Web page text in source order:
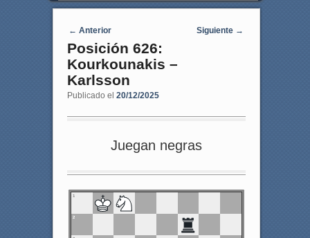
Navegaci�n de entradas
← Anterior Siguiente →
Posición 626:
Kourkounakis –
Karlsson
Publicado el 20/12/2025
Juegan negras
1
2